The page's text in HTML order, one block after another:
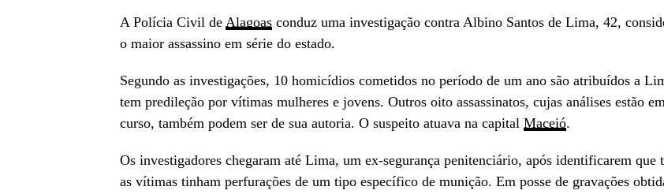
A Polícia Civil de Alagoas conduz uma investigação contra Albino Santos de Lima, 42,
o maior assassino em série do estado.
Segundo as investigações, 10 homicídios cometidos no período de um ano são atribuídos a
tem predileção por vítimas mulheres e jovens. Outros oito assassinatos, cujas análises estão
curso, também podem ser de sua autoria. O suspeito atuava na capital Maceió.
Os investigadores chegaram até Lima, um ex-segurança penitenciário, após identificarem que
as vítimas tinham perfurações de um tipo específico de munição. Em posse de gravações